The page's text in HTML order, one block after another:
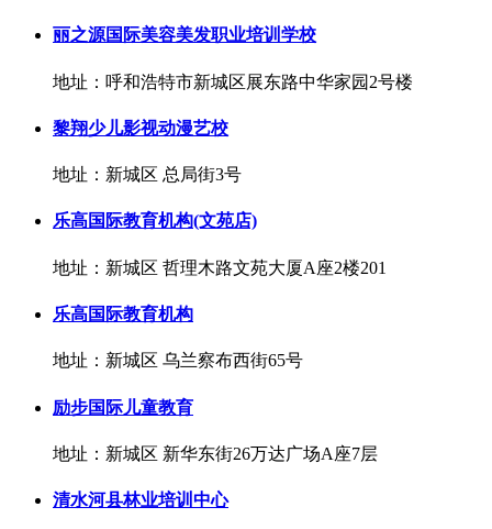
丽之源国际美容美发职业培训学校
地址：呼和浩特市新城区展东路中华家园2号楼
黎翔少儿影视动漫艺校
地址：新城区 总局街3号
乐高国际教育机构(文苑店)
地址：新城区 哲理木路文苑大厦A座2楼201
乐高国际教育机构
地址：新城区 乌兰察布西街65号
励步国际儿童教育
地址：新城区 新华东街26万达广场A座7层
清水河县林业培训中心